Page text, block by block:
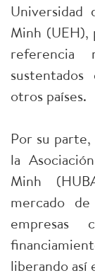
Minh
referencia
otros países.
Por su
la
Minh
mercado
empresas
liberando así